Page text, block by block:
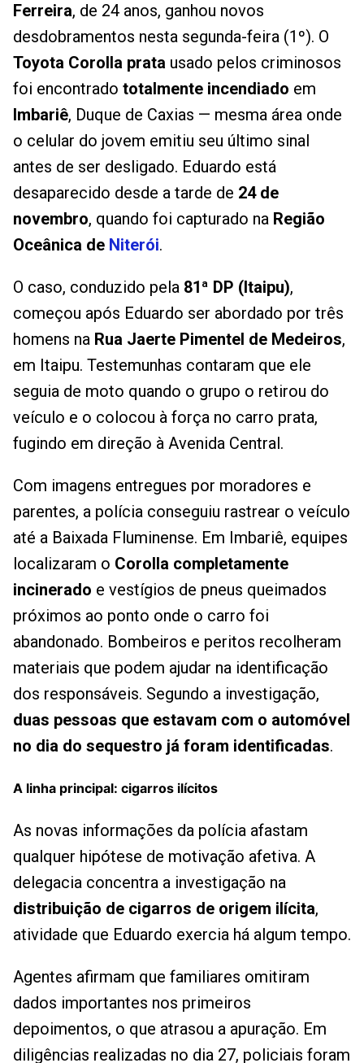
Ferreira, de 24 anos, ganhou novos
desdobramentos nesta segunda-feira (1º). O
Toyota Corolla prata usado pelos criminosos
foi encontrado totalmente incendiado em
Imbariê, Duque de Caxias — mesma área onde
o celular do jovem emitiu seu último sinal
antes de ser desligado. Eduardo está
desaparecido desde a tarde de 24 de
novembro, quando foi capturado na Região
Oceânica de Niterói.
O caso, conduzido pela 81ª DP (Itaipu),
começou após Eduardo ser abordado por três
homens na Rua Jaerte Pimentel de Medeiros,
em Itaipu. Testemunhas contaram que ele
seguia de moto quando o grupo o retirou do
veículo e o colocou à força no carro prata,
fugindo em direção à Avenida Central.
Com imagens entregues por moradores e
parentes, a polícia conseguiu rastrear o veículo
até a Baixada Fluminense. Em Imbariê, equipes
localizaram o Corolla completamente
incinerado e vestígios de pneus queimados
próximos ao ponto onde o carro foi
abandonado. Bombeiros e peritos recolheram
materiais que podem ajudar na identificação
dos responsáveis. Segundo a investigação,
duas pessoas que estavam com o automóvel
no dia do sequestro já foram identificadas.
A linha principal: cigarros ilícitos
As novas informações da polícia afastam
qualquer hipótese de motivação afetiva. A
delegacia concentra a investigação na
distribuição de cigarros de origem ilícita,
atividade que Eduardo exercia há algum tempo.
Agentes afirmam que familiares omitiram
dados importantes nos primeiros
depoimentos, o que atrasou a apuração. Em
diligências realizadas no dia 27, policiais foram